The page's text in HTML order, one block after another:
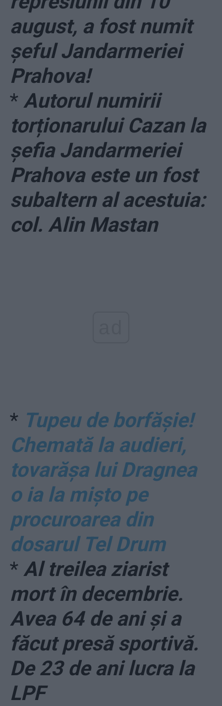
august, a fost numit
șeful Jandarmeriei
Prahova!
* Autorul numirii
torționarului Cazan la
șefia Jandarmeriei
Prahova este un fost
subaltern al acestuia:
col. Alin Mastan
* Tupeu de borfășie!
Chemată la audieri,
tovarășa lui Dragnea
o ia la mișto pe
procuroarea din
dosarul Tel Drum
* Al treilea ziarist
mort în decembrie.
Avea 64 de ani și a
făcut presă sportivă.
De 23 de ani lucra la
LPF